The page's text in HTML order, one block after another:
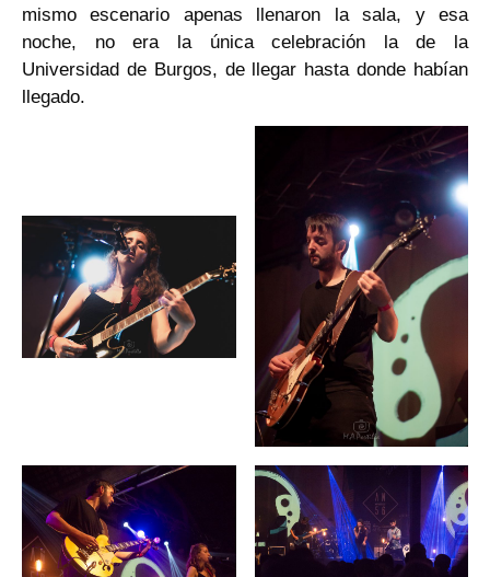
mismo escenario apenas llenaron la sala, y esa
noche, no era la única celebración la de la
Universidad de Burgos, de llegar hasta donde habían
llegado.